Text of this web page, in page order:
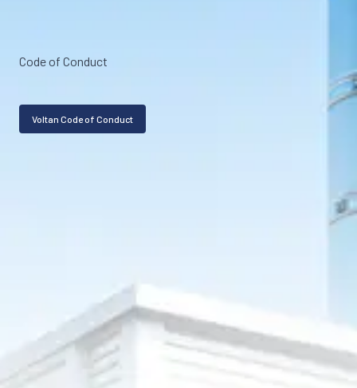
Code of Conduct
Voltan Code of Conduct